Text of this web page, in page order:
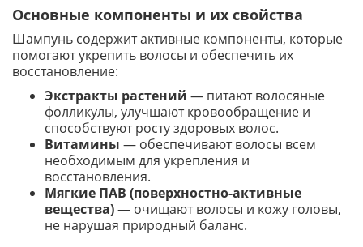
Основные компоненты и их свойства
Шампунь содержит активные компоненты, которые
помогают укрепить волосы и обеспечить их
восстановление:
Экстракты растений — питают волосяные
фолликулы, улучшают кровообращение и
способствуют росту здоровых волос.
Витамины — обеспечивают волосы всем
необходимым для укрепления и
восстановления.
Мягкие ПАВ (поверхностно-активные
вещества)— очищают волосы и кожу головы,
не нарушая природный баланс.